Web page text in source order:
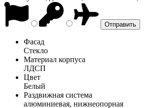
Фасад
Стекло
Материал корпуса
ЛДСП
Цвет
Белый
Раздвижная система
алюминиевая, нижнеопорная